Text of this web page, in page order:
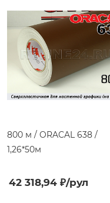
800 м / ORACAL 638 /
1,26*50м
42 318,94 ₽/рул